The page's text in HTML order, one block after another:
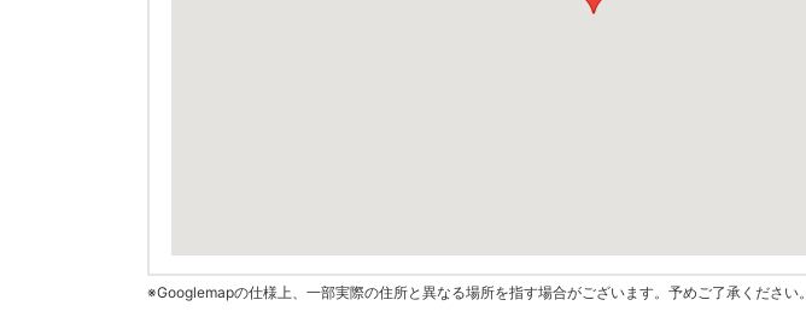
※Googlemapの仕様上、一部実際の住所と異なる場所を指す場合がございます。予めご了承ください。